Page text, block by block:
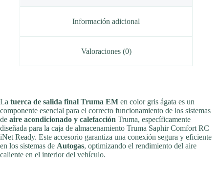
Información adicional
Valoraciones (0)
La tuerca de salida final Truma EM en color gris ágata es un
componente esencial para el correcto funcionamiento de los sistemas
de aire acondicionado y calefacción Truma, específicamente
diseñada para la caja de almacenamiento Truma Saphir Comfort RC
iNet Ready. Este accesorio garantiza una conexión segura y eficiente
en los sistemas de Autogas, optimizando el rendimiento del aire
caliente en el interior del vehículo.